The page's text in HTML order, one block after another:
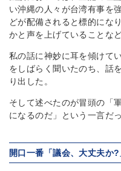
い沖縄の人々が台湾有事を
どが配備されると標的にな
かと声を上げていることな
私の話に神妙に耳を傾けて
をしばらく聞いたのち、話
り出した。
そして述べたのが冒頭の「
になるのだ」という一言だっ
開口一番「議会、大丈夫か